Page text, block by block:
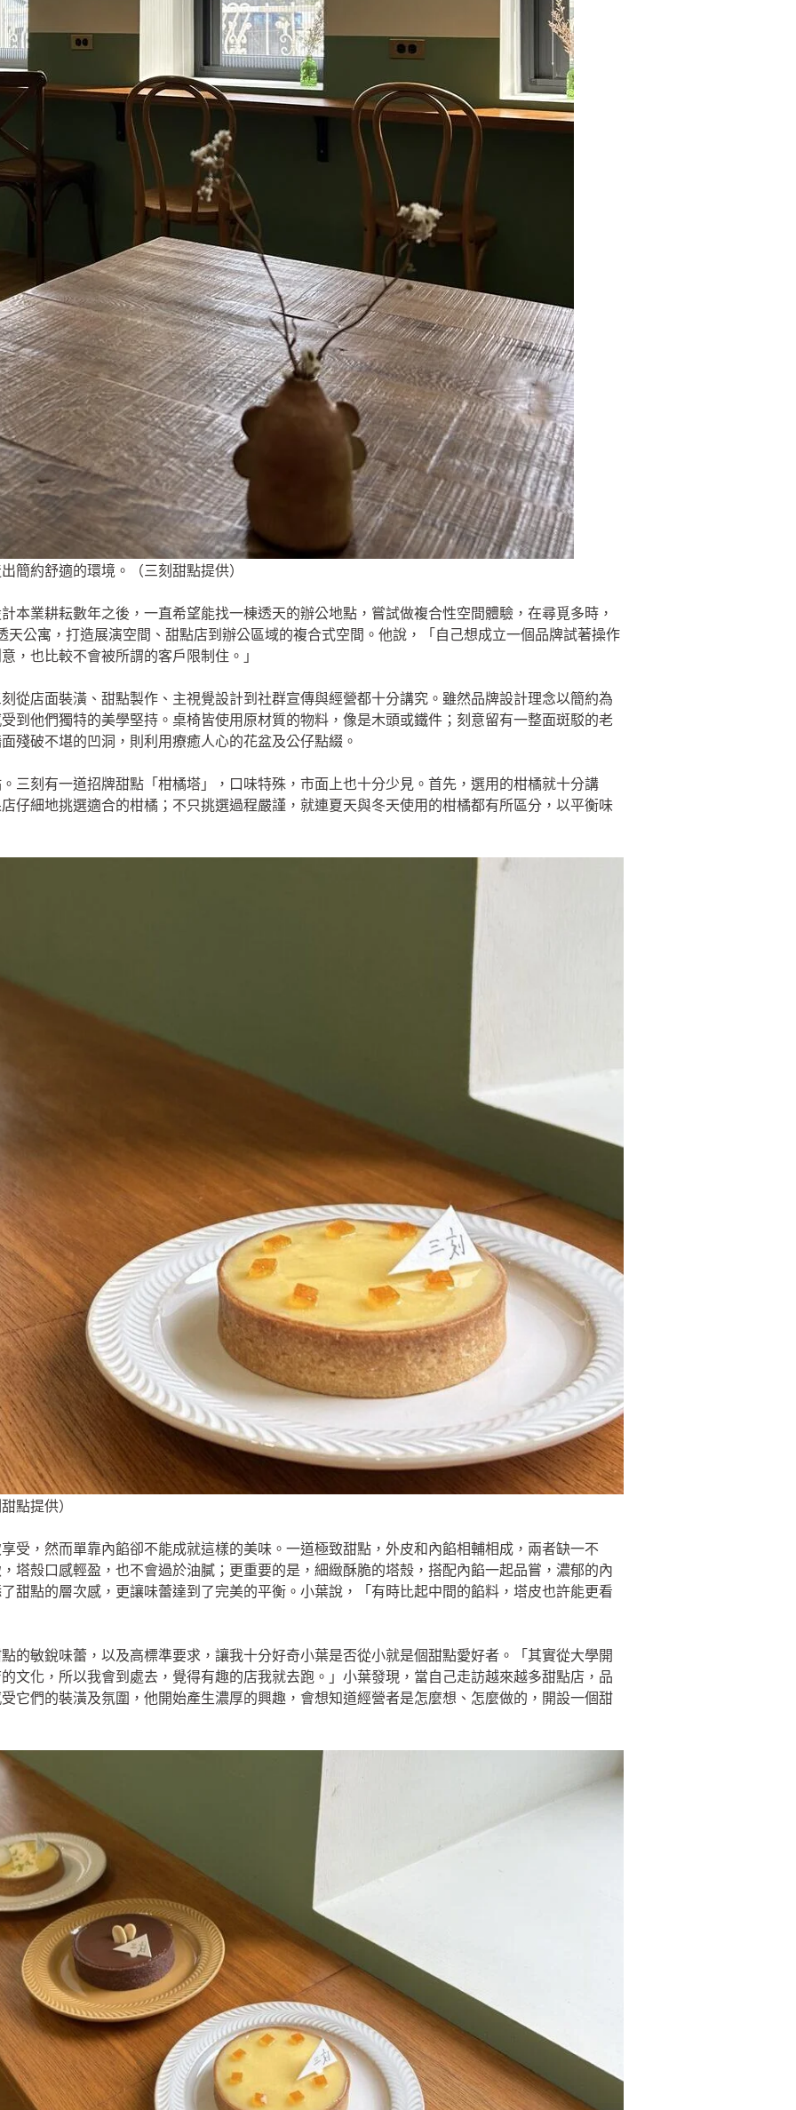
簡約舒適的環境。（三刻甜點提供）
本業耕耘數年之後，一直希望能找一棟透天的辦公地點，嘗試做複合性空間體驗，在尋覓多時，
天公寓，打造展演空間、甜點店到辦公區域的複合式空間。他說，「自己想成立一個品牌試著操作
，也比較不會被所謂的客戶限制住。」
從店面裝潢、甜點製作、主視覺設計到社群宣傳與經營都十分講究。雖然品牌設計理念以簡約為
到他們獨特的美學堅持。桌椅皆使用原材質的物料，像是木頭或鐵件；刻意留有一整面斑駁的老
殘破不堪的凹洞，則利用療癒人心的花盆及公仔點綴。
三刻有一道招牌甜點「柑橘塔」，口味特殊，市面上也十分少見。首先，選用的柑橘就十分講
仔細地挑選適合的柑橘；不只挑選過程嚴謹，就連夏天與冬天使用的柑橘都有所區分，以平衡味
點提供）
受，然而單靠內餡卻不能成就這樣的美味。一道極致甜點，外皮和內餡相輔相成，兩者缺一不
塔殼口感輕盈，也不會過於油膩；更重要的是，細緻酥脆的塔殼，搭配內餡一起品嘗，濃郁的內
甜點的層次感，更讓味蕾達到了完美的平衡。小葉說，「有時比起中間的餡料，塔皮也許能更看
的敏銳味蕾，以及高標準要求，讓我十分好奇小葉是否從小就是個甜點愛好者。「其實從大學開
文化，所以我會到處去，覺得有趣的店我就去跑。」小葉發現，當自己走訪越來越多甜點店，品
它們的裝潢及氛圍，他開始產生濃厚的興趣，會想知道經營者是怎麼想、怎麼做的，開設一個甜